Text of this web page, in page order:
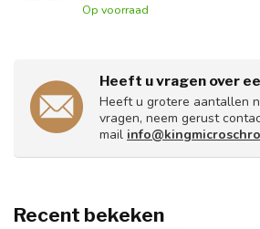
Op voorraad
Heeft u vragen over
Heeft u grotere aantallen
vragen, neem gerust
mail
Recent bekeken